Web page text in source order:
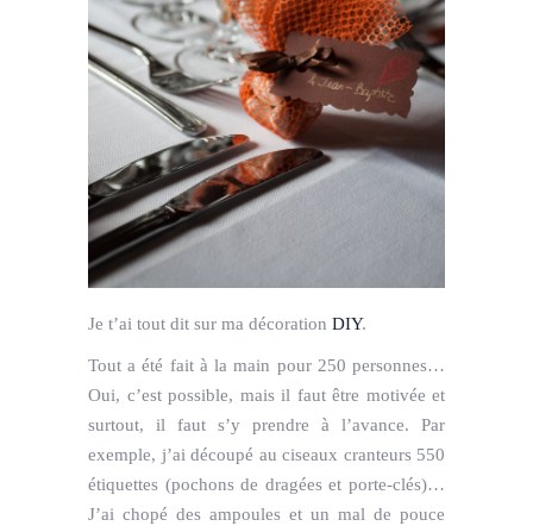
Je t’ai tout dit sur ma décoration DIY.
Tout a été fait à la main pour 250 personnes…
Oui, c’est possible, mais il faut être motivée et
surtout, il faut s’y prendre à l’avance. Par
exemple, j’ai découpé au ciseaux cranteurs 550
étiquettes (pochons de dragées et porte-clés)…
J’ai chopé des ampoules et un mal de pouce